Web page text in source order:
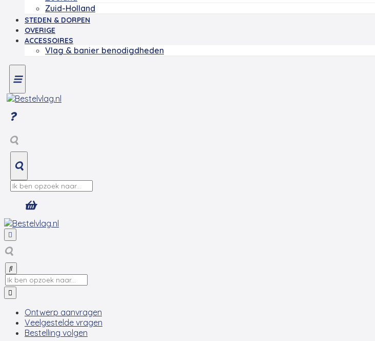
Zuid-Holland
STEDEN & DORPEN
OVERIGE
ACCESSOIRES
Vlag & banier benodigdheden
Ontwerp aanvragen
Veelgestelde vragen
Bestelling volgen